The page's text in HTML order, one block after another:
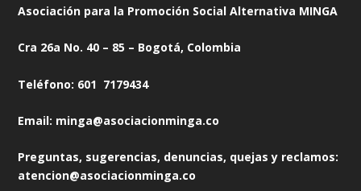
Asociación para la Promoción Social Alternativa MINGA
Cra 26a No. 40 – 85 – Bogotá, Colombia
Teléfono: 601 7179434
Email: minga@asociacionminga.co
Preguntas, sugerencias, denuncias, quejas y reclamos:
atencion@asociacionminga.co